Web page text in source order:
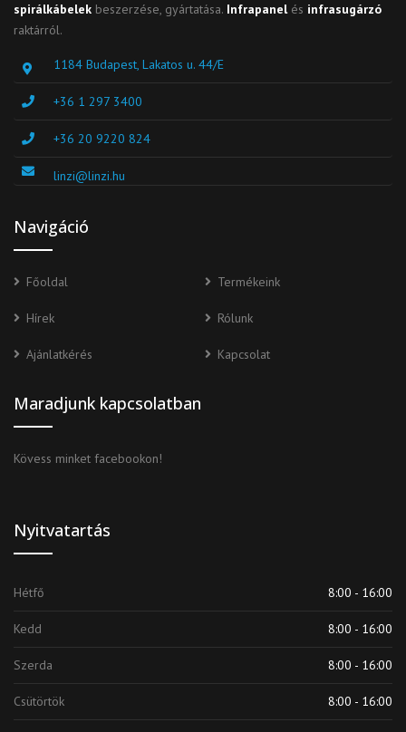
spirálkábelek beszerzése, gyártatása. Infrapanel és infrasugárzó
raktárról.
1184 Budapest, Lakatos u. 44/E
+36 1 297 3400
+36 20 9220 824
linzi@linzi.hu
Navigáció
Főoldal Termékeink
Hírek Rólunk
Ajánlatkérés Kapcsolat
Maradjunk kapcsolatban
Kövess minket facebookon!
Nyitvatartás
Hétfő 8:00 - 16:00
Kedd 8:00 - 16:00
Szerda 8:00 - 16:00
Csütörtök 8:00 - 16:00